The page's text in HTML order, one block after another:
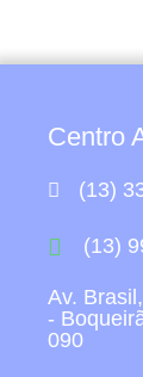
Centro
(13)
(13)
Av.
-
090